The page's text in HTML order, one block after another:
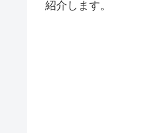
紹介します。